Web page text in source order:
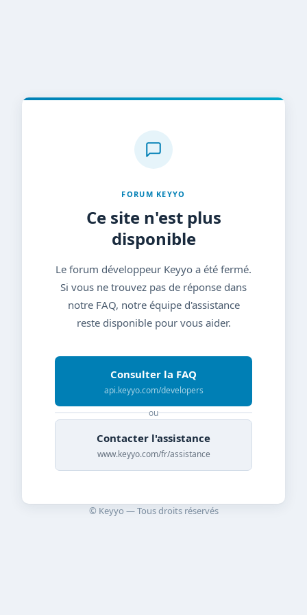
FORUM KEYYO
Ce site n'est plus
disponible
Le forum développeur Keyyo a été fermé.
Si vous ne trouvez pas de réponse dans
notre FAQ, notre équipe d'assistance
reste disponible pour vous aider.
Consulter la FAQ
api.keyyo.com/developers
ou
Contacter l'assistance
www.keyyo.com/fr/assistance
© Keyyo — Tous droits réservés